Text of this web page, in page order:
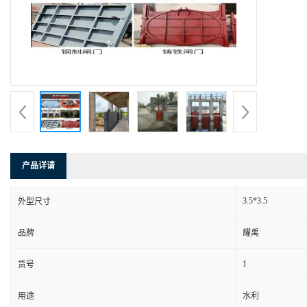
产品详请
外型尺寸 3.5*3.5
品牌 耀禹
货号 1
用途 水利